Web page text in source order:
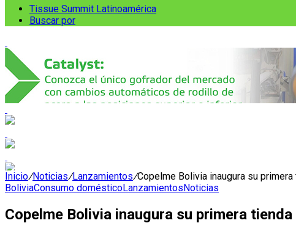
Tissue Summit Latinoamérica
Buscar por
Inicio/Noticias/Lanzamientos/Copelme Bolivia inaugura su
BoliviaConsumo domésticoLanzamientosNoticias
Copelme Bolivia inaugura su primera